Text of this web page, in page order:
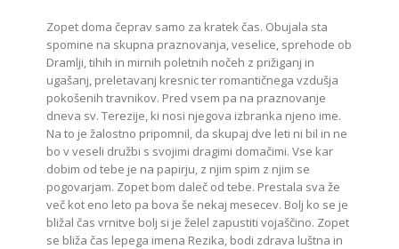
Zopet doma čeprav samo za kratek čas. Obujala sta
spomine na skupna praznovanja, veselice, sprehode ob
Dramlji, tihih in mirnih poletnih nočeh z prižiganj in
ugašanj, preletavanj kresnic ter romantičnega vzdušja
pokošenih travnikov. Pred vsem pa na praznovanje
dneva sv. Terezije, ki nosi njegova izbranka njeno ime.
Na to je žalostno pripomnil, da skupaj dve leti ni bil in ne
bo v veseli družbi s svojimi dragimi domačimi. Vse kar
dobim od tebe je na papirju, z njim spim z njim se
pogovarjam. Zopet bom daleč od tebe. Prestala sva že
več kot eno leto pa bova še nekaj mesecev. Bolj ko se je
bližal čas vrnitve bolj si je želel zapustiti vojaščino. Zopet
se bliža čas lepega imena Rezika, bodi zdrava luštna in